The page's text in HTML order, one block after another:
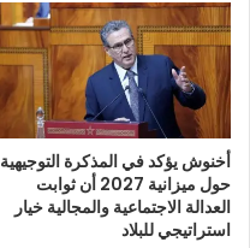
أخنوش يؤكد في المذكرة التوجيهية
حول ميزانية 2027 أن ثوابت
العدالة الاجتماعية والمجالية خيار
استراتيجي للبلاد